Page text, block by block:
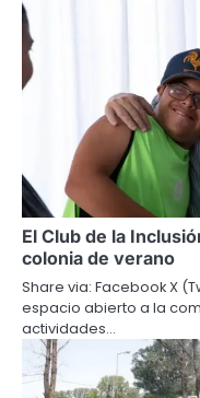
El Club de la
colonia de verano
Share via: Facebook X
espacio abierto a la
actividades…